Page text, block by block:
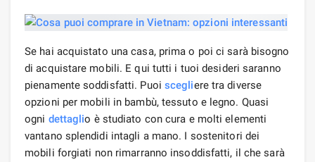
Se hai acquistato una casa, prima o poi ci sarà bisogno
di acquistare mobili. E qui tutti i tuoi desideri saranno
pienamente soddisfatti. Puoi scegliere tra diverse
opzioni per mobili in bambù, tessuto e legno. Quasi
ogni dettaglio è studiato con cura e molti elementi
vantano splendidi intagli a mano. I sostenitori dei
mobili forgiati non rimarranno insoddisfatti, il che sarà